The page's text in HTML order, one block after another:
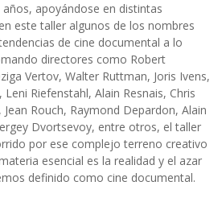
apoyándose en distintas
este taller algunos de los nombres
de cine documental a lo
directores como Robert
Vertov, Walter Ruttman, Joris Ivens,
Leni Riefenstahl, Alain Resnais, Chris
Rouch, Raymond Depardon, Alain
Dvortsevoy, entre otros, el taller
por ese complejo terreno creativo
esencial es la realidad y el azar
definido como cine documental.